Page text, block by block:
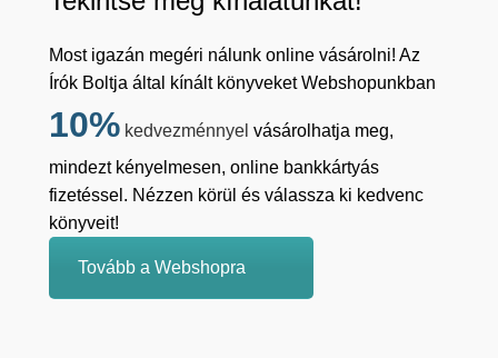
Most igazán megéri nálunk online vásárolni! Az
Írók Boltja által kínált könyveket Webshopunkban
10% kedvezménnyel vásárolhatja meg,
mindezt kényelmesen, online bankkártyás
fizetéssel. Nézzen körül és válassza ki kedvenc
könyveit!
Tovább a Webshopra